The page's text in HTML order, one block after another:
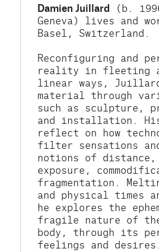
Damien Juillard (b.
Geneva) lives and
Basel, Switzerland.
Reconfiguring and
reality in fleeting
linear ways, Juillard
material through
such as sculpture,
and installation.
reflect on how
filter sensations
notions of
exposure,
fragmentation.
and physical times
he explores the
fragile nature of the
body, through its
feelings and